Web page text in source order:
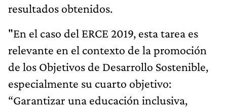
resultados obtenidos.
"En el caso del ERCE 2019, esta tarea es
relevante en el contexto de la promoción
de los Objetivos de Desarrollo Sostenible,
especialmente su cuarto objetivo:
“Garantizar una educación inclusiva,